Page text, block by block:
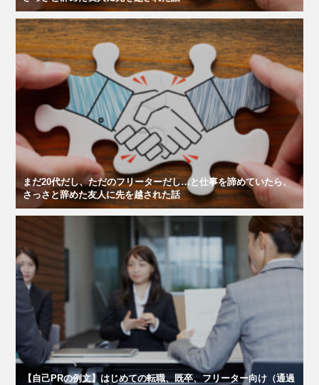
まだ20代だし、ただのフリーターだし…と仕事を諦めていたら、
さっさと辞めた友人に先を越された話
【自己PRの例文】はじめての転職、既卒、フリーター向け（通過